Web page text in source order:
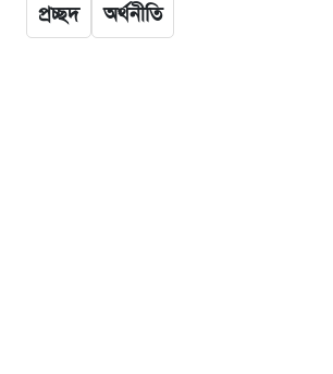
প্রচ্ছদ অর্থনীতি